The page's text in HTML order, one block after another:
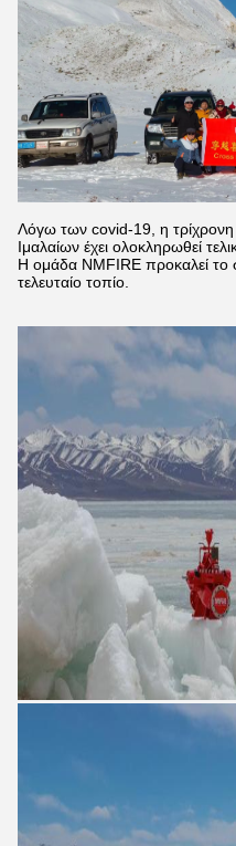
Λόγω των covid-19, η
Ιμαλαίων έχει ολοκληρωθεί
Η ομάδα NMFIRE προκαλεί το
τελευταίο τοπίο.